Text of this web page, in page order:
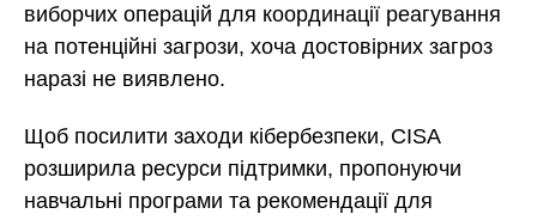
виборчих операцій для координації реагування
на потенційні загрози, хоча достовірних загроз
наразі не виявлено.
Щоб посилити заходи кібербезпеки, CISA
розширила ресурси підтримки, пропонуючи
навчальні програми та рекомендації для